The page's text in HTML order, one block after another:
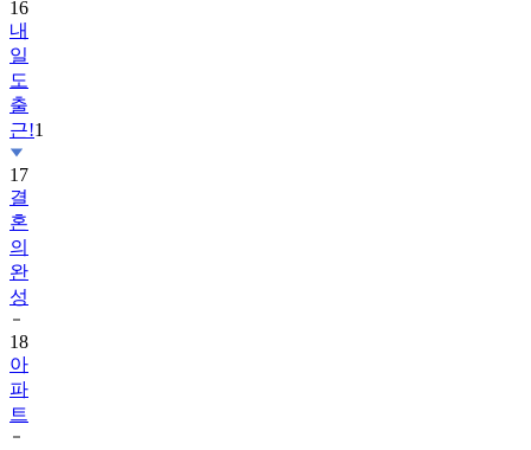
일
도
출
근!
17
결
혼
의
완
성
18
아
파
트
19
트